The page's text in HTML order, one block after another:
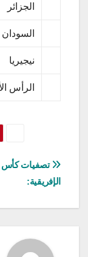
الجزائر
السودان
نيجيريا
الرأس
تصفّح
المقالات
تصفيات كأس
الإفريقية: